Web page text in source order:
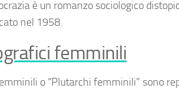
è un romanzo sociologico
nel 1958.
femminili
o “Plutarchi femminili” sono